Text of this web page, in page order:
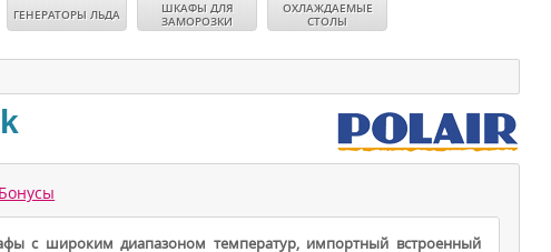
ГЕНЕРАТОРЫ ЛЬДА
ШКАФЫ ДЛЯ
ЗАМОРОЗКИ
ОХЛАЖДАЕМЫЕ
СТОЛЫ
с широким диапазоном температур, импортный встроенный
Бонусы